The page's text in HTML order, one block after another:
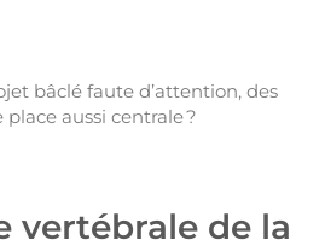
bâclé faute d’attention, des
aussi centrale ?
vertébrale de la